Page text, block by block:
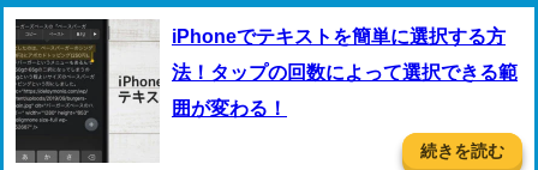
iPhoneでテキストを簡単に選択する方
法！タップの回数によって選択できる範
囲が変わる！
続きを読む